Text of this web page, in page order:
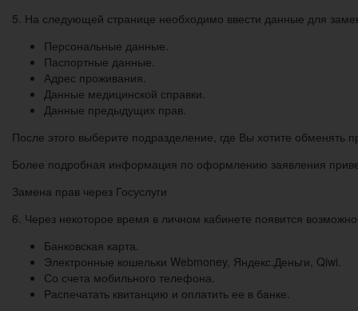
5. На следующей странице необходимо ввести данные для
Персональные данные.
Паспортные данные.
Адрес проживания.
Данные медицинской справки.
Данные предыдущих прав.
После этого выберите подразделение, где Вы хотите обменять
Более подробная информация по оформлению заявления
Замена прав через Госуслуги
6. Через некоторое время в личном кабинете появится
Банковская карта.
Электронные кошельки Webmoney, Яндекс.Деньги, Qiwi.
Со счета мобильного телефона.
Распечатать квитанцию и оплатить ее в банке.